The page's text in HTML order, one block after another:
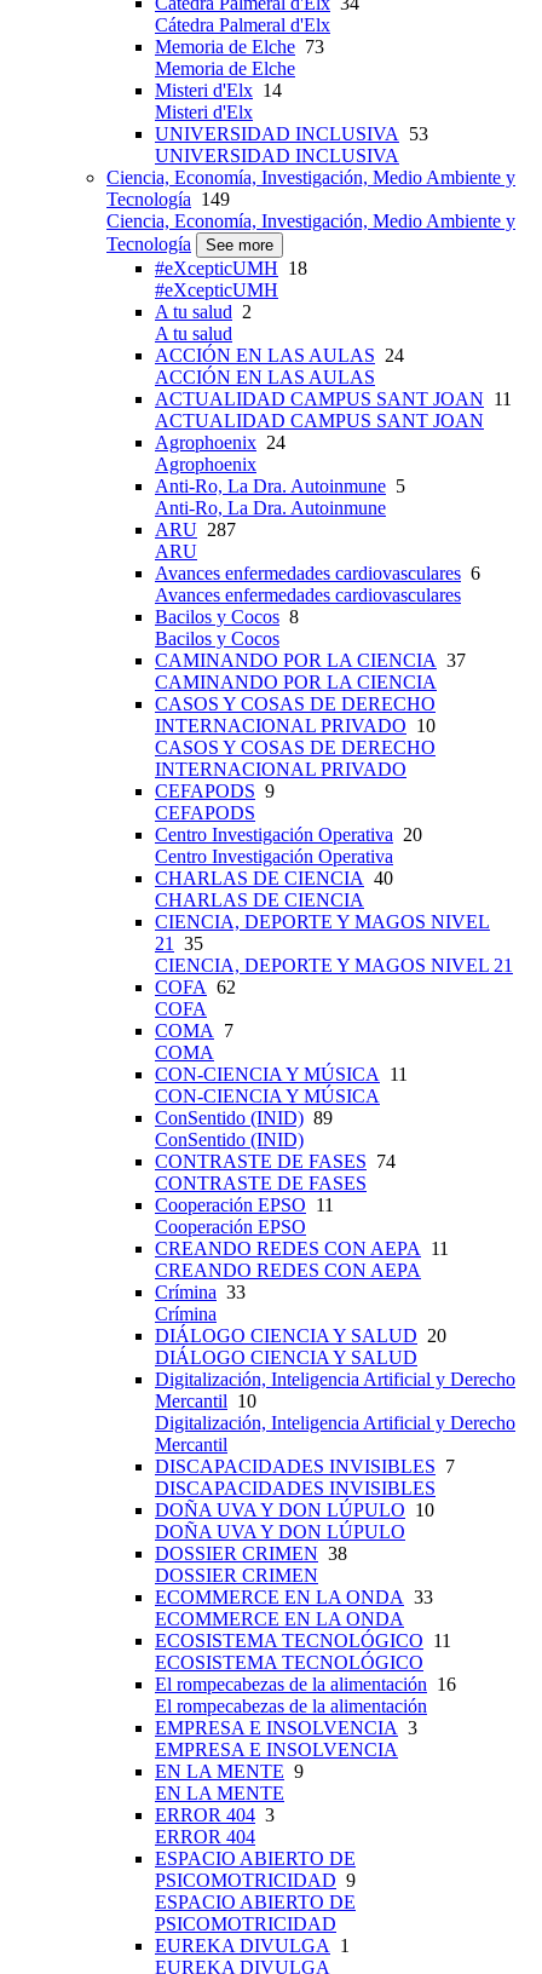
Cátedra Palmeral d'Elx
Memoria de Elche 73
Memoria de Elche
Misteri d'Elx 14
Misteri d'Elx
UNIVERSIDAD INCLUSIVA
53
UNIVERSIDAD INCLUSIVA
Ciencia, Economía, Investigación, Medio Ambiente y
Tecnología 149
Ciencia, Economía, Investigación, Medio Ambiente y
Tecnología
See more
#eXcepticUMH 18
#eXcepticUMH
A tu salud 2
A tu salud
ACCIÓN EN LAS AULAS 24
ACCIÓN EN LAS AULAS
ACTUALIDAD CAMPUS SANT JOAN 11
ACTUALIDAD CAMPUS SANT JOAN
Agrophoenix 24
Agrophoenix
Anti-Ro, La Dra. Autoinmune 5
Anti-Ro, La Dra. Autoinmune
ARU 287
ARU
Avances enfermedades cardiovasculares 6
Avances enfermedades cardiovasculares
Bacilos y Cocos 8
Bacilos y Cocos
CAMINANDO POR LA CIENCIA 37
CAMINANDO POR LA CIENCIA
CASOS Y COSAS DE DERECHO
INTERNACIONAL PRIVADO 10
CASOS Y COSAS DE DERECHO
INTERNACIONAL PRIVADO
CEFAPODS 9
CEFAPODS
Centro Investigación Operativa 20
Centro Investigación Operativa
CHARLAS DE CIENCIA 40
CHARLAS DE CIENCIA
CIENCIA, DEPORTE Y MAGOS NIVEL
21
35
CIENCIA, DEPORTE Y MAGOS NIVEL 21
COFA 62
COFA
COMA
7
COMA
CON-CIENCIA Y MÚSICA
11
CON-CIENCIA Y MÚSICA
ConSentido (INID) 89
ConSentido (INID)
CONTRASTE DE FASES 74
CONTRASTE DE FASES
Cooperación EPSO 11
Cooperación EPSO
CREANDO REDES CON AEPA
11
CREANDO REDES CON AEPA
Crímina 33
Crímina
DIÁLOGO CIENCIA Y SALUD 20
DIÁLOGO CIENCIA Y SALUD
Digitalización, Inteligencia Artificial y Derecho
Mercantil 10
Digitalización, Inteligencia Artificial y Derecho
Mercantil
DISCAPACIDADES INVISIBLES 7
DISCAPACIDADES INVISIBLES
DOÑA UVA Y DON LÚPULO 10
DOÑA UVA Y DON LÚPULO
DOSSIER CRIMEN 38
DOSSIER CRIMEN
ECOMMERCE EN LA ONDA 33
ECOMMERCE EN LA ONDA
ECOSISTEMA TECNOLÓGICO 11
ECOSISTEMA TECNOLÓGICO
El rompecabezas de la alimentación 16
El rompecabezas de la alimentación
EMPRESA E INSOLVENCIA 3
EMPRESA E INSOLVENCIA
EN LA MENTE 9
EN LA MENTE
ERROR 404 3
ERROR 404
ESPACIO ABIERTO DE
PSICOMOTRICIDAD 9
ESPACIO ABIERTO DE
PSICOMOTRICIDAD
EUREKA DIVULGA
1
EUREKA DIVULGA